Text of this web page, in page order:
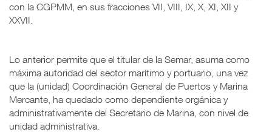
con la CGPMM, en sus fracciones VII, VIII, IX, X, XI, XII y
XXVII.
Lo anterior permite que el titular de la Semar, asuma como
máxima autoridad del sector marítimo y portuario, una vez
que la (unidad) Coordinación General de Puertos y Marina
Mercante, ha quedado como dependiente orgánica y
administrativamente del Secretario de Marina, con nivel de
unidad administrativa.